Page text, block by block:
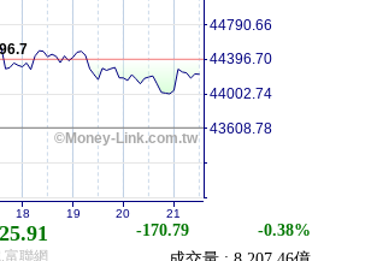
©Money-Link.com.tw
-170.79
-0.38%
18 19 20 21
43608.78
44002.74
44396.70
44790.66
聯網